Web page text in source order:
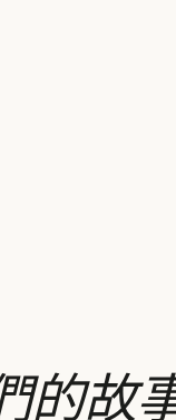
的故